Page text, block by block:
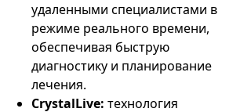
удаленными специалистами в
режиме реального времени,
обеспечивая быструю
диагностику и планирование
лечения.
CrystalLive: технология